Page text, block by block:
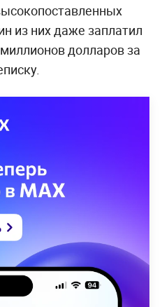
из них даже заплатил
долларов за